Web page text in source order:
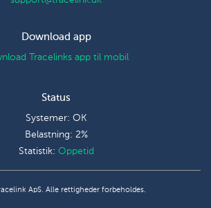
Download app
Status
Systemer: OK
Belastning: 2%
Statistik: Oppetid
ApS. Alle rettigheder forbeholdes.